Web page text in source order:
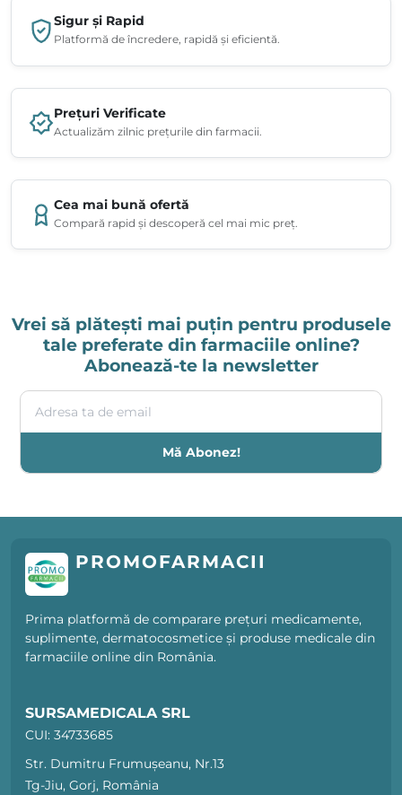
Sigur și Rapid
Platformă de încredere, rapidă și eficientă.
Prețuri Verificate
Actualizăm zilnic prețurile din farmacii.
Cea mai bună ofertă
Compară rapid și descoperă cel mai mic preț.
Vrei să plătești mai puțin pentru produsele
tale preferate din farmaciile online?
Abonează-te la newsletter
Adresa ta de email
Mă Abonez!
PROMOFARMACII
Prima platformă de comparare prețuri medicamente,
suplimente, dermatocosmetice și produse medicale din
farmaciile online din România.
SURSAMEDICALA SRL
CUI: 34733685
Str. Dumitru Frumușeanu, Nr.13
Tg-Jiu, Gorj, România